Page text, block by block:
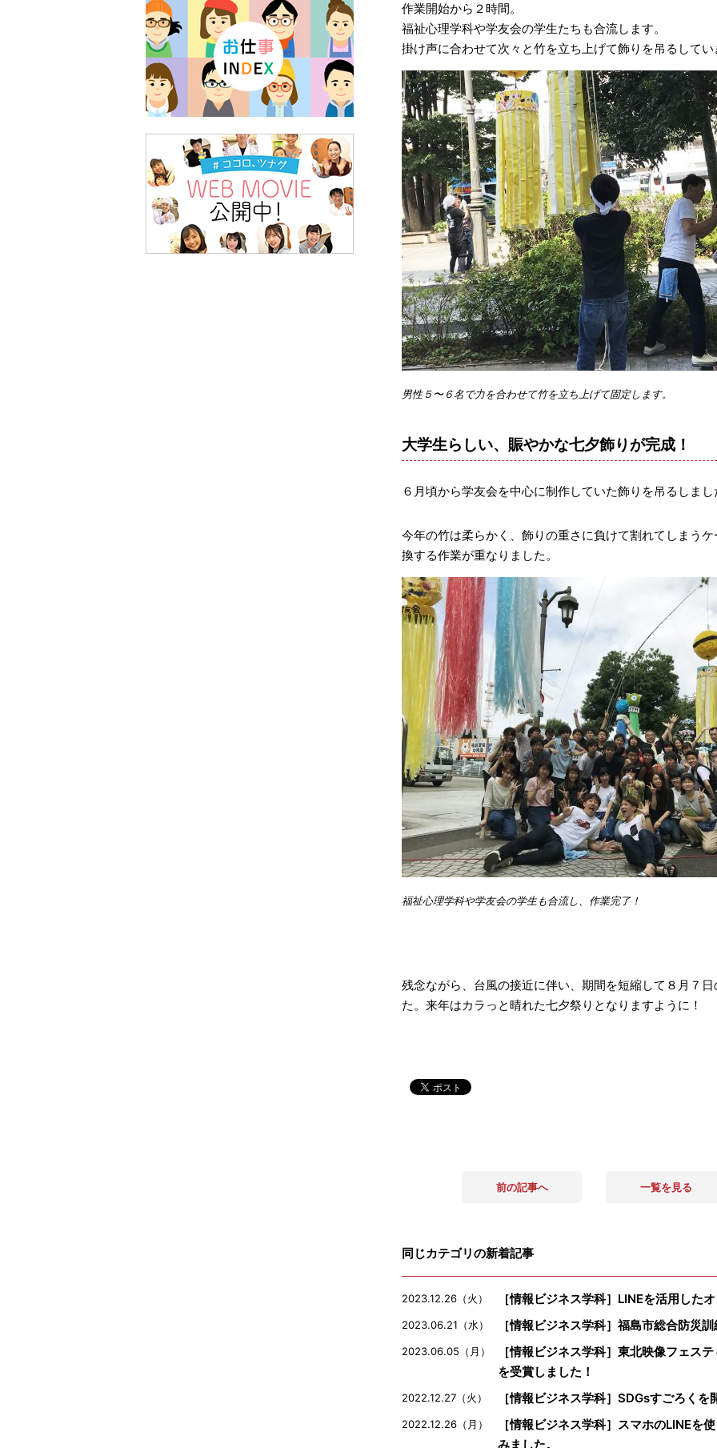
作業開始から２時間。
福祉心理学科や学友会の学生たちも合流します。
掛け声に合わせて次々と竹を立ち上げて飾りを吊るして
男性５〜６名で力を合わせて竹を立ち上げて固定します。
大学生らしい、賑やかな七夕飾りが完成！
６月頃から学友会を中心に制作していた飾りを吊るしまし
今年の竹は柔らかく、飾りの重さに負けて割れてしまう
換する作業が重なりました。
福祉心理学科や学友会の学生も合流し、作業完了！
残念ながら、台風の接近に伴い、期間を短縮して８月７
た。来年はカラっと晴れた七夕祭りとなりますように！
前の記事へ 一覧を見る
同じカテゴリの新着記事
2023.12.26（火） ［情報ビジネス学科］LINEを活用した
2023.06.21（水） ［情報ビジネス学科］福島市総合防災
2023.06.05（月）
［情報ビジネス学科］東北映像フェ
を受賞しました！
2022.12.27（火） ［情報ビジネス学科］SDGsすごろくを
2022.12.26（月）
［情報ビジネス学科］スマホのLINEを
みました。